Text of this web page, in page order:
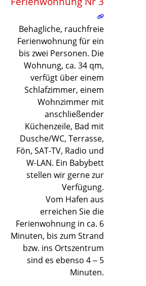
Behagliche, rauchfreie
Ferienwohnung für ein
bis zwei Personen. Die
Wohnung, ca. 34 qm,
verfügt über einem
Schlafzimmer, einem
Wohnzimmer mit
anschließender
Küchenzeile, Bad mit
Dusche/WC, Terrasse,
Fön, SAT-TV, Radio und
W-LAN. Ein Babybett
stellen wir gerne zur
Verfügung.
Vom Hafen aus
erreichen Sie die
Ferienwohnung in ca. 6
Minuten, bis zum Strand
bzw. ins Ortszentrum
sind es ebenso 4 – 5
Minuten.